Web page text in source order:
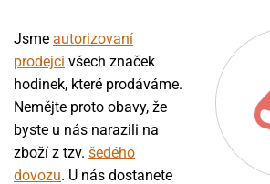
Jsme autorizovaní
prodejci všech značek
hodinek, které prodáváme.
Nemějte proto obavy, že
byste u nás narazili na
zboží z tzv. šedého
dovozu. U nás dostanete